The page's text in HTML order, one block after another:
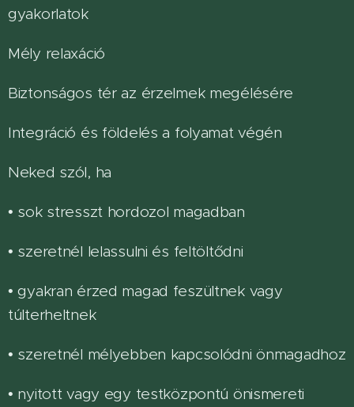
gyakorlatok
Mély relaxáció
Biztonságos tér az érzelmek megélésére
Integráció és földelés a folyamat végén
Neked szól, ha
• sok stresszt hordozol magadban
• szeretnél lelassulni és feltöltődni
• gyakran érzed magad feszültnek vagy
túlterheltnek
• szeretnél mélyebben kapcsolódni önmagadhoz
• nyitott vagy egy testközpontú önismereti